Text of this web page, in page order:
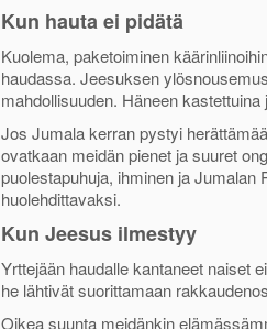
Kun hauta ei pidätä
Kuolema, paketoiminen
haudassa. Jeesuksen
mahdollisuuden. Häneen
Jos Jumala kerran pystyi
ovatkaan meidän pienet ja suuret
puolestapuhuja, ihminen ja
huolehdittavaksi.
Kun Jeesus ilmestyy
Yrttejään haudalle kantaneet naiset
he lähtivät suorittamaan
Oikea suunta meidänkin